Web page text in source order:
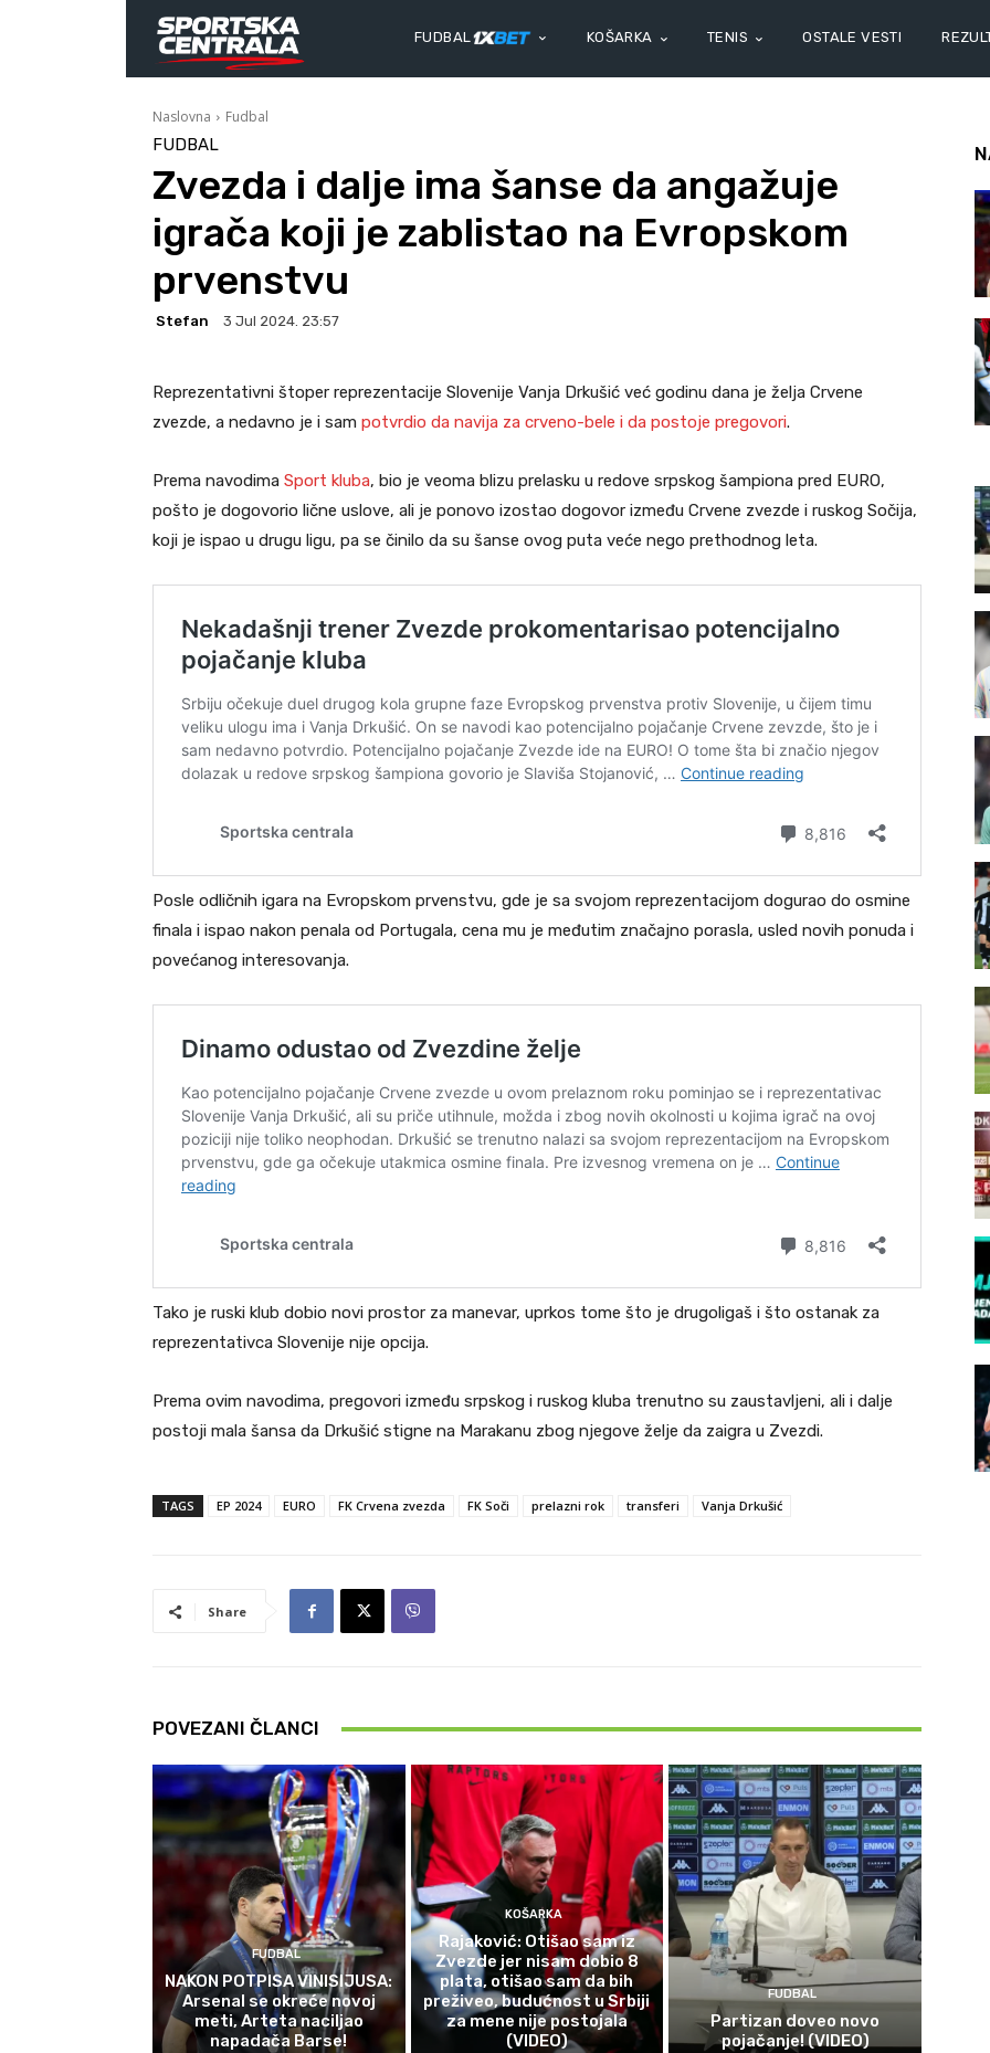
FUDBAL KOŠARKA TENIS OSTALE VESTI
Naslovna Fudbal
FUDBAL
Zvezda i dalje ima šanse da angažuje
igrača koji je zablistao na Evropskom
prvenstvu
Stefan 3 Jul 2024. 23:57
Reprezentativni štoper reprezentacije Slovenije Vanja Drkušić već godinu dana je želja Crvene
zvezde, a nedavno je i sam potvrdio da navija za crveno-bele i da postoje pregovori.
Prema navodima Sport kluba, bio je veoma blizu prelasku u redove srpskog šampiona pred EURO,
pošto je dogovorio lične uslove, ali je ponovo izostao dogovor između Crvene zvezde i ruskog Sočija,
koji je ispao u drugu ligu, pa se činilo da su šanse ovog puta veće nego prethodnog leta.
Posle odličnih igara na Evropskom prvenstvu, gde je sa svojom reprezentacijom dogurao do osmine
finala i ispao nakon penala od Portugala, cena mu je međutim značajno porasla, usled novih ponuda i
povećanog interesovanja.
Tako je ruski klub dobio novi prostor za manevar, uprkos tome što je drugoligaš i što ostanak za
reprezentativca Slovenije nije opcija.
Prema ovim navodima, pregovori između srpskog i ruskog kluba trenutno su zaustavljeni, ali i dalje
postoji mala šansa da Drkušić stigne na Marakanu zbog njegove želje da zaigra u Zvezdi.
TAGS EP 2024 EURO FK Crvena zvezda FK Soči prelazni rok transferi Vanja Drkušić
Share
POVEZANI ČLANCI
FUDBAL
NAKON POTPISA VINISIJUSA:
Arsenal se okreće novoj
meti, Arteta naciljao
napadača Barse!
KOŠARKA
Rajaković: Otišao sam iz
Zvezde jer nisam dobio 8
plata, otišao sam da bih
preživeo, budućnost u Srbiji
za mene nije postojala
(VIDEO)
FUDBAL
Partizan doveo novo
pojačanje! (VIDEO)